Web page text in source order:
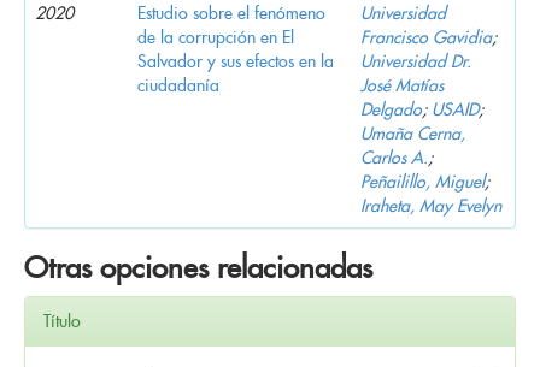
2020
Estudio sobre el fenómeno
de la corrupción en El
Salvador y sus efectos en la
ciudadanía
Universidad
Francisco Gavidia;
Universidad Dr.
José Matías
Delgado; USAID;
Umaña Cerna,
Carlos A.;
Peñailillo, Miguel;
Iraheta, May Evelyn
Otras opciones relacionadas
Título